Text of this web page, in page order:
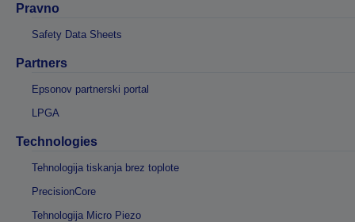
Pravno
Safety Data Sheets
Partners
Epsonov partnerski portal
LPGA
Technologies
Tehnologija tiskanja brez toplote
PrecisionCore
Tehnologija Micro Piezo